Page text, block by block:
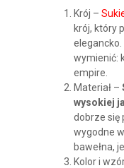
Krój –
krój, który
wymienić:
empire.
Materiał –
wysokiej
dobrze się
wygodne
bawełna,
Kolor i